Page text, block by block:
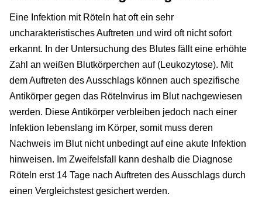
Eine Infektion mit Röteln hat oft ein sehr
uncharakteristisches Auftreten und wird oft nicht sofort
erkannt. In der Untersuchung des Blutes fällt eine erhöhte
Zahl an weißen Blutkörperchen auf (Leukozytose). Mit
dem Auftreten des Ausschlags können auch spezifische
Antikörper gegen das Rötelnvirus im Blut nachgewiesen
werden. Diese Antikörper verbleiben jedoch nach einer
Infektion lebenslang im Körper, somit muss deren
Nachweis im Blut nicht unbedingt auf eine akute Infektion
hinweisen. Im Zweifelsfall kann deshalb die Diagnose
Röteln erst 14 Tage nach Auftreten des Ausschlags durch
einen Vergleichstest gesichert werden.